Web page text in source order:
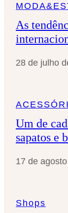
As
28 de julho
Um de
sapatos e
17 de
Shops